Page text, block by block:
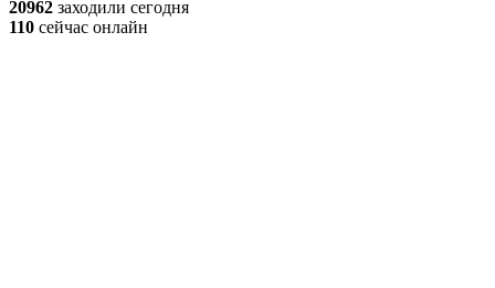
20962 заходили сегодня
110 сейчас онлайн